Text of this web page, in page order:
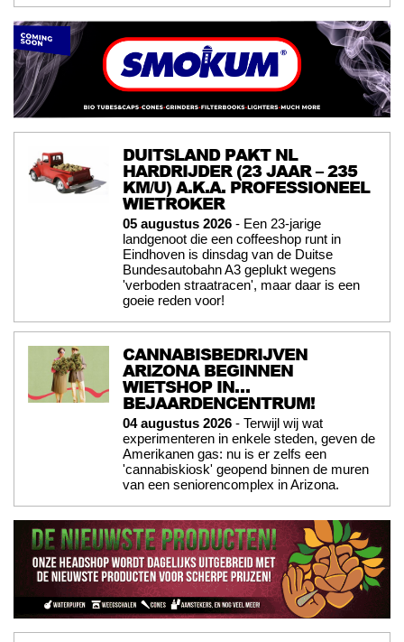
DUITSLAND PAKT NL
HARDRIJDER (23 JAAR – 235
KM/U) A.K.A. PROFESSIONEEL
WIETROKER
05 augustus 2026 - Een 23-jarige
landgenoot die een coffeeshop runt in
Eindhoven is dinsdag van de Duitse
Bundesautobahn A3 geplukt wegens
'verboden straatracen', maar daar is een
goeie reden voor!
CANNABISBEDRIJVEN
ARIZONA BEGINNEN
WIETSHOP IN…
BEJAARDENCENTRUM!
04 augustus 2026 - Terwijl wij wat
experimenteren in enkele steden, geven de
Amerikanen gas: nu is er zelfs een
'cannabiskiosk' geopend binnen de muren
van een seniorencomplex in Arizona.